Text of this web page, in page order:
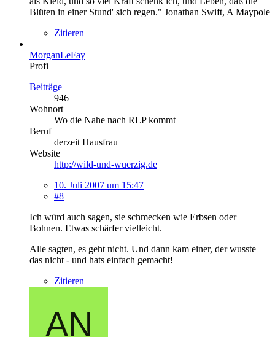
Blüten in einer Stund' sich regen." Jonathan Swift, A Maypole
Zitieren
MorganLeFay
Profi
Beiträge
946
Wohnort
Wo die Nahe nach RLP kommt
Beruf
derzeit Hausfrau
Website
http://wild-und-wuerzig.de
10. Juli 2007 um 15:47
#8
Ich würd auch sagen, sie schmecken wie Erbsen oder
Bohnen. Etwas schärfer vielleicht.
Alle sagten, es geht nicht. Und dann kam einer, der wusste
das nicht - und hats einfach gemacht!
Zitieren